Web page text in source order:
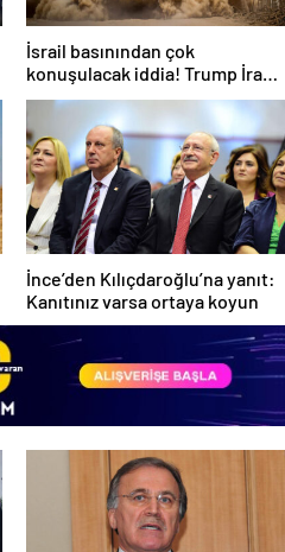
İsrail basınından çok
konuşulacak iddia! Trump İran’ı
vurmaya hazırlanıyor olabilir
İnce’den Kılıçdaroğlu’na yanıt:
Kanıtınız varsa ortaya koyun